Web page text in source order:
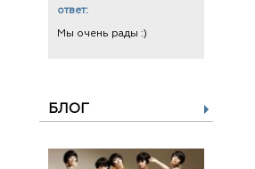
ответ:
Мы очень рады :)
БЛОГ